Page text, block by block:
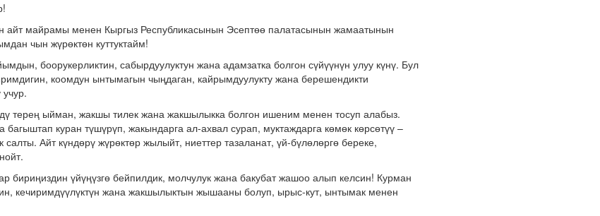
айт майрамы менен Кыргыз Республикасынын Эсептөө палатасынын жамаатынын
чын жүрөктөн куттуктайм!
боорукерликтин, сабырдуулуктун жана адамзатка болгон сүйүүнүн улуу күнү. Бул
коомдун ынтымагын чыңдаган, кайрымдуулукту жана берешендикти
учур.
терең ыйман, жакшы тилек жана жакшылыкка болгон ишеним менен тосуп алабыз.
багыштап куран түшүрүп, жакындарга ал-ахвал сурап, муктаждарга көмөк көрсөтүү –
Айт күндөрү жүрөктөр жылыйт, ниеттер тазаланат, үй-бүлөлөргө береке,
бириңиздин үйүңүзгө бейпилдик, молчулук жана бакубат жашоо алып келсин! Курман
кечиримдүүлүктүн жана жакшылыктын жышааны болуп, ырыс-кут, ынтымак менен